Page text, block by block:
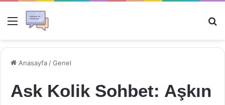
Menü
Anasayfa /Genel
Ask Kolik Sohbet: Aşkın